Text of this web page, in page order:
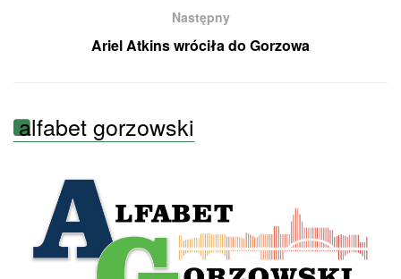
Następny
Ariel Atkins wróciła do Gorzowa
alfabet gorzowski